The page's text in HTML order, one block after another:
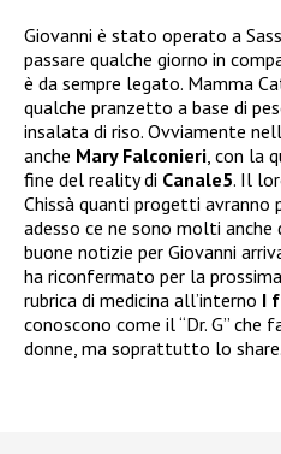
Giovanni è stato operato a
passare qualche giorno in
è da sempre legato. Mamma
qualche pranzetto a base di
insalata di riso. Ovviamente
anche Mary Falconieri , con la
fine del reality di Canale5. Il
Chissà quanti progetti avranno
adesso ce ne sono molti
buone notizie per Giovanni
ha riconfermato per la
rubrica di medicina all’interno I
conoscono come il “Dr. G”
donne, ma soprattutto lo share.